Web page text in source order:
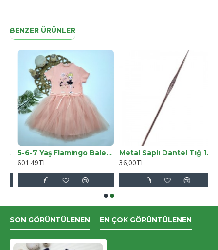
BENZER ÜRÜNLER
5-6-7 Yaş Flamingo Balerin Kız Baskılı Kurdela Kuşaklı Astarlı Kız Çocuk Tütü Elbise
601,49TL
Metal Saplı Dantel Tığ 14 Numara
36,00TL
SON GÖRÜNTÜLENEN EN ÇOK GÖRÜNTÜLENEN